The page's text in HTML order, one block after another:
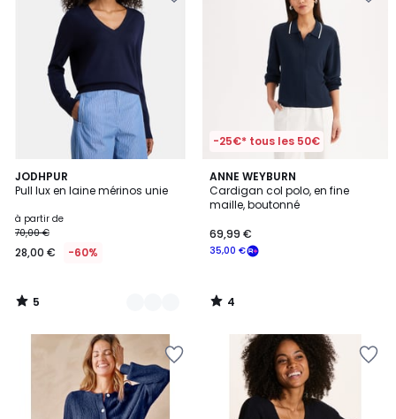
JODHPUR
Pull lux en laine mérinos unie
à partir de
70,00 €
28,00 € -60%
5
/
3
Couleurs
5
/
-25€* tous les 50€
ANNE WEYBURN
Cardigan col polo, en fine
maille, boutonné
35,00 €
69,99 €
4
/
5
4
/